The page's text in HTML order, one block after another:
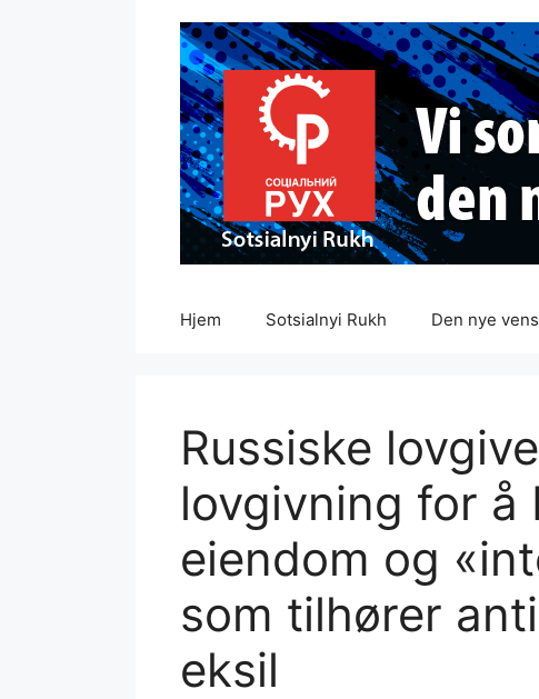
Hjem Sotsialnyi Rukh Den nye
Russiske
lovgivning for å
eiendom og
som tilhører
eksil